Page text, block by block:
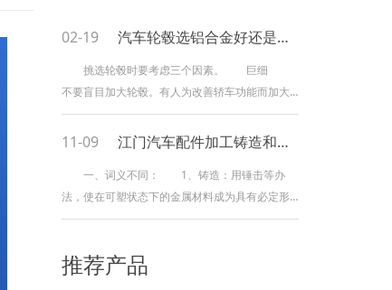
02-19 汽车轮毂选铝合金好还是钢轮毂好
挑选轮毂时要考虑三个因素。 巨细
不要盲目加大轮毂。有人为改善轿车功能而加大
轮毂，在轮胎外径不变的情况下，大轮毂势必要
配合宽而扁轮胎，车的横向摆动却是小了，稳定
但车胎越扁，其厚度越薄，减震功能越差，舒适
性方面就要做出较大牺牲。此外，略微有石子等
路障一硌，轮胎很容易损坏。因而盲目加大轮毂
加大一两个号为适宜。
11-09 江门汽车配件加工铸造和锻造的区别
一、词义不同： 1、铸造：用锤击等办
法，使在可塑状态下的金属材料成为具有必定形
状和尺度的工件，并改变它的物理性质。 2、
凝结、整理后获得所需形状的铸件的加工办法。
推荐产品